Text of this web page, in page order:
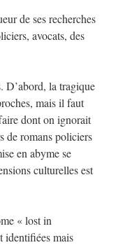
de ses recherches
avocats, des
D’abord, la tragique
mais il faut
dont on ignorait
de romans policiers
en abyme se
culturelles est
« lost in
identifiées mais